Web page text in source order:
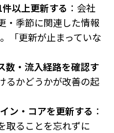
以上更新する ：会社
・季節に関連した情報
「更新が止まっていな
数・流入経路を確認す
るかどうかが改善の起
ン・コアを更新する ：
取ることを忘れずに